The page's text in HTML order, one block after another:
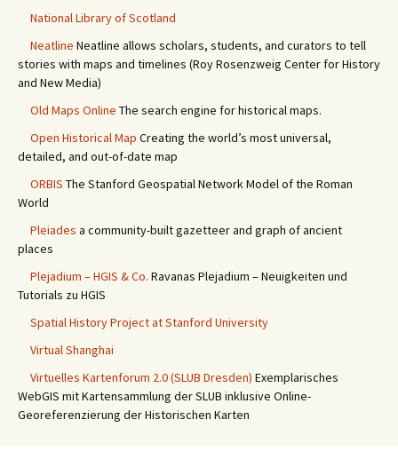
National Library of Scotland
Neatline Neatline allows scholars, students, and curators to tell
stories with maps and timelines (Roy Rosenzweig Center for History
and New Media)
Old Maps Online The search engine for historical maps.
Open Historical Map Creating the world’s most universal,
detailed, and out-of-date map
ORBIS The Stanford Geospatial Network Model of the Roman
World
Pleiades a community-built gazetteer and graph of ancient
places
Plejadium – HGIS & Co. Ravanas Plejadium – Neuigkeiten und
Tutorials zu HGIS
Spatial History Project at Stanford University
Virtual Shanghai
Virtuelles Kartenforum 2.0 (SLUB Dresden) Exemplarisches
WebGIS mit Kartensammlung der SLUB inklusive Online-
Georeferenzierung der Historischen Karten